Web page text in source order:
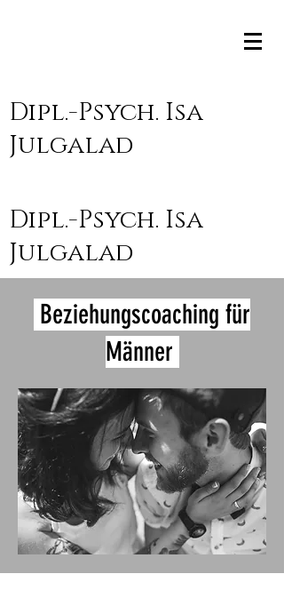
Dipl.-Psych. Isa
Julgalad
Dipl.-Psych. Isa
Julgalad
Beziehungscoaching für
Männer